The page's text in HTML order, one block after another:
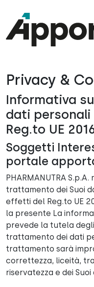
content
Privacy &
Informativa
dati personali
Reg.to UE
Soggetti
portale
PHARMANUTRA
trattamento dei Suoi
effetti del Reg.to UE
la presente La
prevede la tutela
trattamento dei dati
trattamento sarà
correttezza, liceità,
riservatezza e dei Suoi